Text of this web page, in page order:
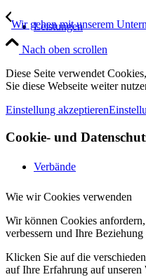
Leistungen
Verbände
Wir gehen mit unserem
Nach oben scrollen
Diese Seite verwendet
Sie diese Webseite weiter
Einstellung akzeptieren
Cookie- und
Wie wir Cookies verwenden
Wir können Cookies
verbessern und Ihre Beziehung
Klicken Sie auf die
auf Ihre Erfahrung auf